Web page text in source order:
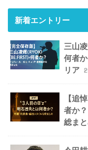
新着エントリー
三山
何者
リア
【追
者か
総ま